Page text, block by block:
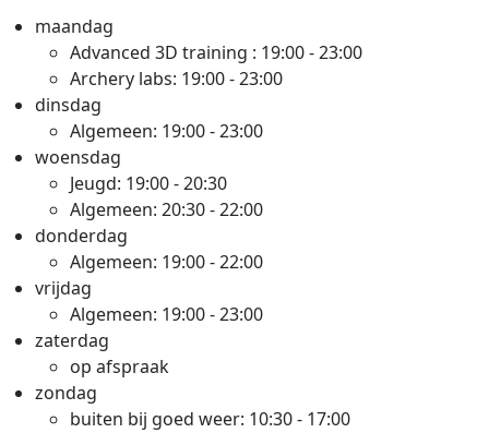
maandag
Advanced 3D training : 19:00 - 23:00
Archery labs: 19:00 - 23:00
dinsdag
Algemeen: 19:00 - 23:00
woensdag
Jeugd: 19:00 - 20:30
Algemeen: 20:30 - 22:00
donderdag
Algemeen: 19:00 - 22:00
vrijdag
Algemeen: 19:00 - 23:00
zaterdag
op afspraak
zondag
buiten bij goed weer: 10:30 - 17:00